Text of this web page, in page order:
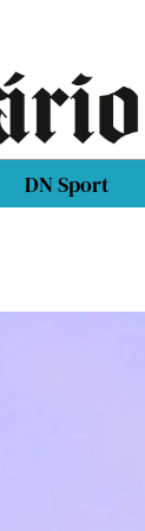
DN Sport